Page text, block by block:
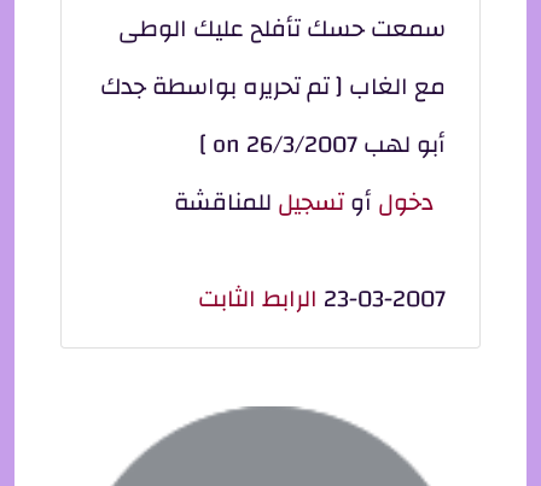
سمعت حسك تأفلح عليك الوطى
مع الغاب [ تم تحريره بواسطة جدك
أبو لهب on 26/3/2007 ]
دخولأوتسجيلللمناقشة
23-03-2007 الرابط الثابت